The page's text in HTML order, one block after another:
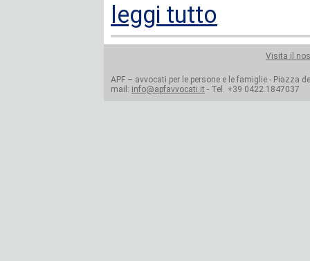
leggi tutto
Visita il
APF – avvocati per le persone e le famiglie - Piazza
mail: info@apfavvocati.it - Tel. +39 0422.1847037